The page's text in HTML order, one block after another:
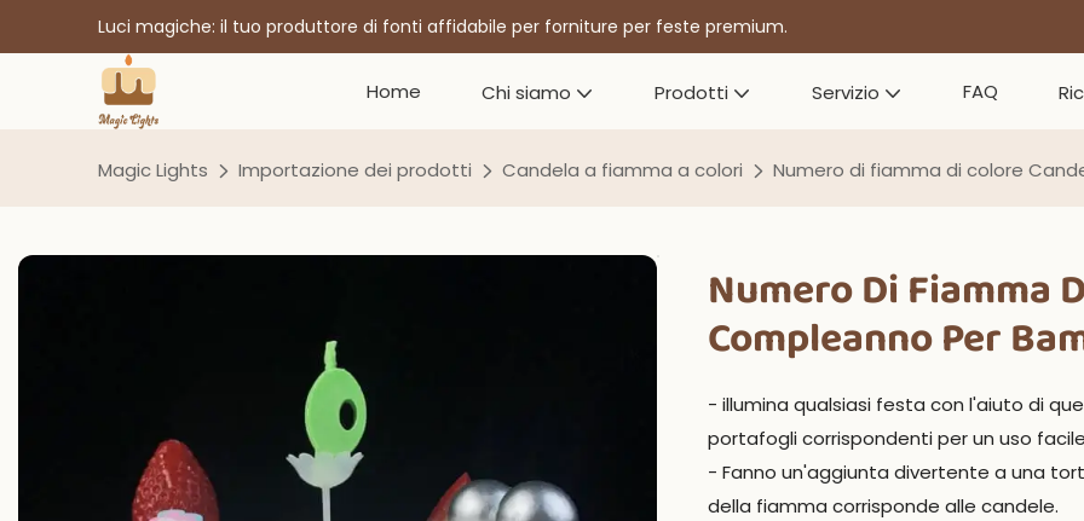
Luci magiche: il tuo produttore di fonti affidabile per forniture per feste premium.
Home Chi siamo Prodotti Servizio FAQ
Magic Lights Importazione dei prodotti Candela a fiamma a colori Numero di fiamma di colore
Numero Di Fiamma
Compleanno Per
- illumina qualsiasi festa con l'aiuto di
portafogli corrispondenti per un uso
- Fanno un'aggiunta divertente a una
della fiamma corrisponde alle candele.